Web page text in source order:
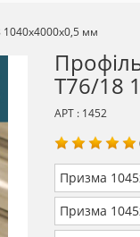
1040х4000х0,5 мм
T76/18
АРТ : 1452
Призма
Призма